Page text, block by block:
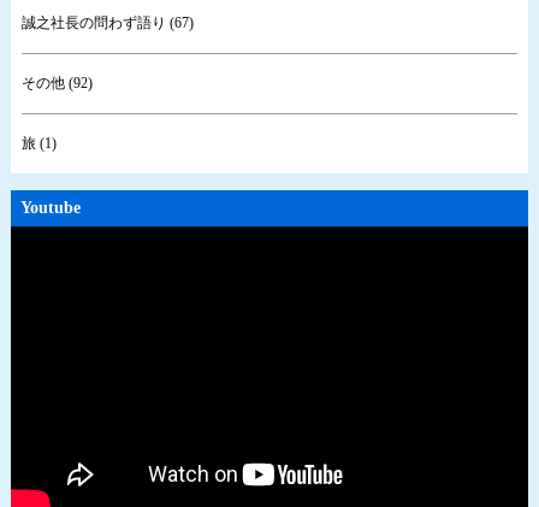
誠之社長の問わず語り (67)
その他 (92)
旅 (1)
Youtube